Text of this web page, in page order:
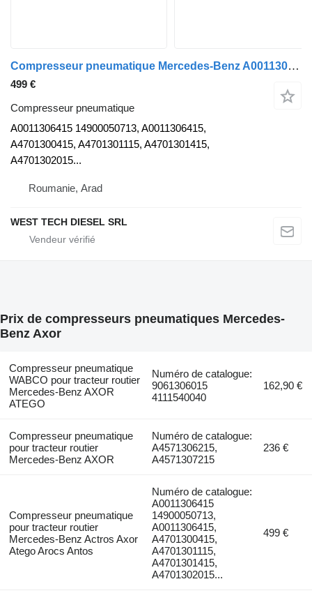
Compresseur pneumatique Mercedes-Benz A0011306415 pour tracteur routier Mercedes-Benz Actros Axor Atego Arocs Antos
499 €
Compresseur pneumatique
A0011306415 14900050713, A0011306415,
A4701300415, A4701301115, A4701301415,
A4701302015...
Roumanie, Arad
WEST TECH DIESEL SRL
Prix de compresseurs pneumatiques Mercedes-
Benz Axor
Compresseur pneumatique
WABCO pour tracteur routier
Mercedes-Benz AXOR
ATEGO
Numéro de catalogue:
9061306015
4111540040
162,90 €
Compresseur pneumatique
pour tracteur routier
Mercedes-Benz AXOR
Numéro de catalogue:
A4571306215,
A4571307215
236 €
Compresseur pneumatique
pour tracteur routier
Mercedes-Benz Actros Axor
Atego Arocs Antos
Numéro de catalogue:
A0011306415
14900050713,
A0011306415,
A4701300415,
A4701301115,
A4701301415,
A4701302015...
499 €